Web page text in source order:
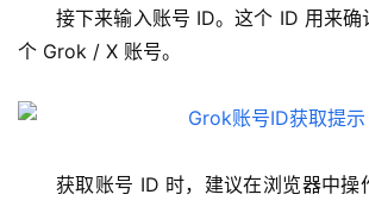
接下来输入账号 ID。这个 ID 用来确
个 Grok / X 账号。
获取账号 ID 时，建议在浏览器中操